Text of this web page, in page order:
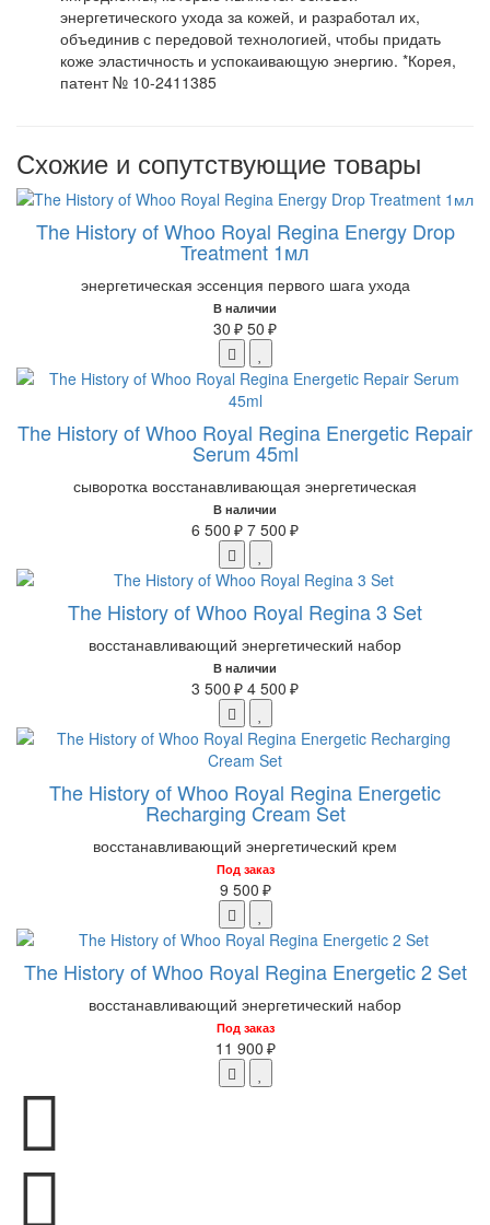
энергетического ухода за кожей, и разработал их,
объединив с передовой технологией, чтобы придать
коже эластичность и успокаивающую энергию. *Корея,
патент № 10-2411385
Схожие и сопутствующие товары
The History of Whoo Royal Regina Energy Drop
Treatment 1мл
энергетическая эссенция первого шага ухода
В наличии
30 ₽ 50 ₽
The History of Whoo Royal Regina Energetic Repair
Serum 45ml
сыворотка восстанавливающая энергетическая
В наличии
6 500 ₽ 7 500 ₽
The History of Whoo Royal Regina 3 Set
восстанавливающий энергетический набор
В наличии
3 500 ₽ 4 500 ₽
The History of Whoo Royal Regina Energetic
Recharging Cream Set
восстанавливающий энергетический крем
Под заказ
9 500 ₽
The History of Whoo Royal Regina Energetic 2 Set
восстанавливающий энергетический набор
Под заказ
11 900 ₽